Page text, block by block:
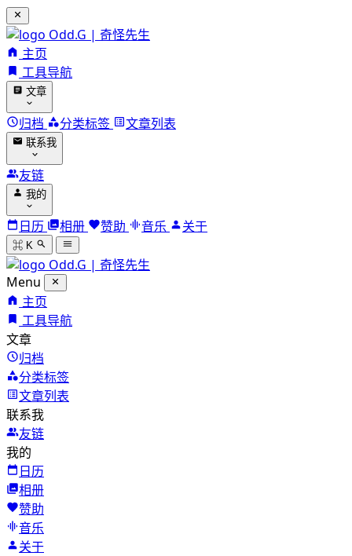
Odd.G | 奇怪先生
主页
工具导航
文章
归档 分类标签 文章列表
联系我
友链
我的
日历 相册 赞助 音乐 关于
⌘ K
Odd.G | 奇怪先生
Menu
主页
工具导航
文章
归档
分类标签
文章列表
联系我
友链
我的
日历
相册
赞助
音乐
关于